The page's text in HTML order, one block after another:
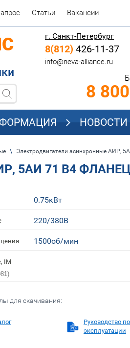
Статьи Вакансии
г. Санкт-Петербург
8(812) 426-11-37
info@neva-alliance.ru
8 800
НОВОСТИ
\ Электродвигатели асинхронные АИР,
5АИ 71 В4
0.75кВт
220/380В
1500об/мин
IM
для скачивания:
Руководство по
эксплуатации